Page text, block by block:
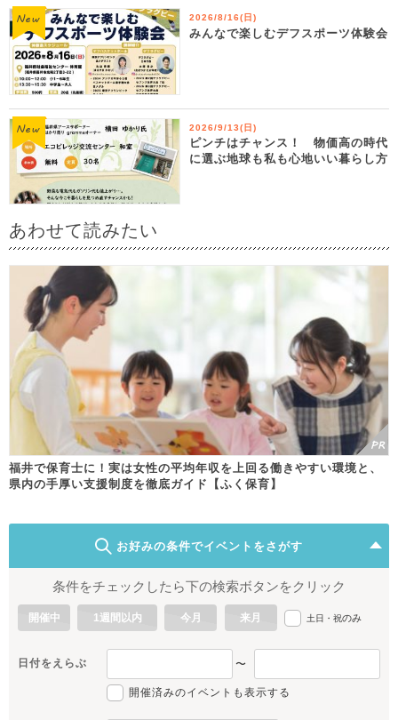
2026/8/16(日)
みんなで楽しむデフスポーツ体験会
2026/9/13(日)
ピンチはチャンス！ 物価高の時代
に選ぶ地球も私も心地いい暮らし方
あわせて読みたい
福井で保育士に！実は女性の平均年収を上回る働きやすい環境と、
県内の手厚い支援制度を徹底ガイド【ふく保育】
お好みの条件でイベントをさがす
条件をチェックしたら下の検索ボタンをクリック
開催中 1週間以内 今月 来月 土日・祝のみ
日付をえらぶ 〜
開催済みのイベントも表示する